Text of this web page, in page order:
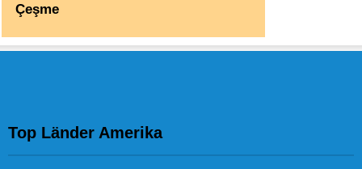
Çeşme
Top Länder Amerika